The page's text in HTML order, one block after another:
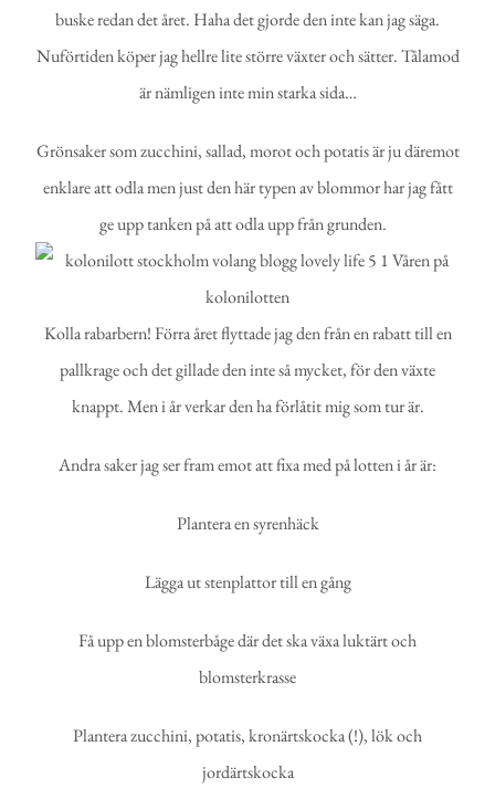
buske redan det året. Haha det gjorde den inte kan jag säga.
Nuförtiden köper jag hellre lite större växter och sätter. Tålamod
är nämligen inte min starka sida…
Grönsaker som zucchini, sallad, morot och potatis är ju däremot
enklare att odla men just den här typen av blommor har jag fått
ge upp tanken på att odla upp från grunden.
Kolla rabarbern! Förra året flyttade jag den från en rabatt till en
pallkrage och det gillade den inte så mycket, för den växte
knappt. Men i år verkar den ha förlåtit mig som tur är.
Andra saker jag ser fram emot att fixa med på lotten i år är:
Plantera en syrenhäck
Lägga ut stenplattor till en gång
Få upp en blomsterbåge där det ska växa luktärt och
blomsterkrasse
Plantera zucchini, potatis, kronärtskocka (!), lök och
jordärtskocka